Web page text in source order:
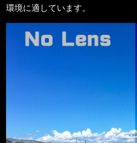
環境に適しています。